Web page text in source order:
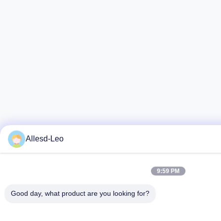
Allesd-Leo
9:59 PM
Good day, what product are you looking for?